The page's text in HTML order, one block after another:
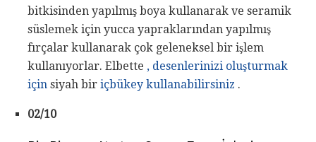
bitkisinden yapılmış boya kullanarak ve seramik
süslemek için yucca yapraklarından yapılmış
fırçalar kullanarak çok geleneksel bir işlem
kullanıyorlar. Elbette , desenlerinizi oluşturmak
için siyah bir içbükey kullanabilirsiniz .
02/10